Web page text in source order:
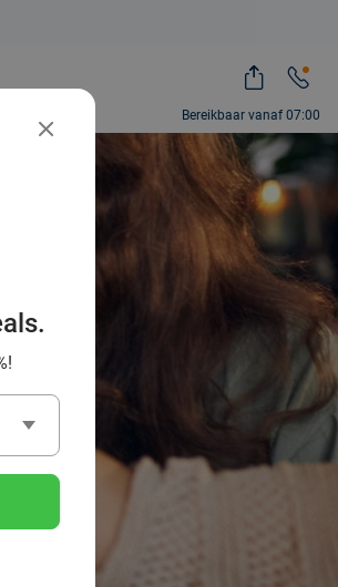
Bereikbaar vanaf 07:00